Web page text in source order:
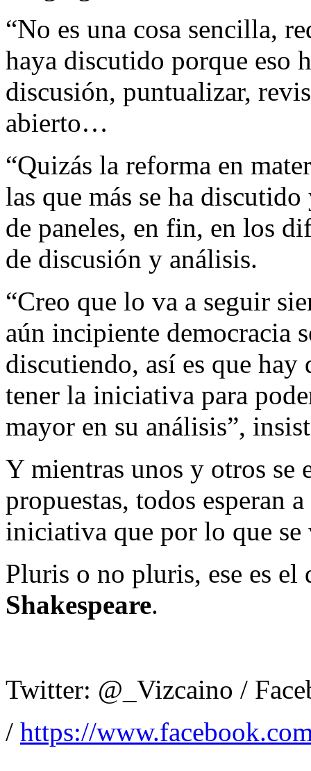
“No es una cosa sencilla,
haya discutido porque eso
discusión, puntualizar,
abierto…
“Quizás la reforma en
las que más se ha
de paneles, en fin, en los
de discusión y análisis.
“Creo que lo va a seguir
aún incipiente democracia
discutiendo, así es que hay
tener la iniciativa para
mayor en su análisis”,
Y mientras unos y otros se
propuestas, todos esperan
iniciativa que por lo que se
Pluris o no pluris, ese es
Shakespeare.
Twitter: @_Vizcaino /
/ https://